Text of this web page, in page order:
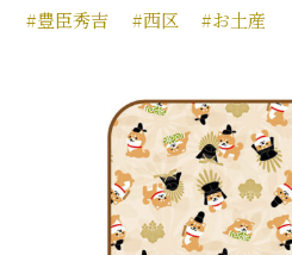
#豊臣秀吉 #西区 #お土産